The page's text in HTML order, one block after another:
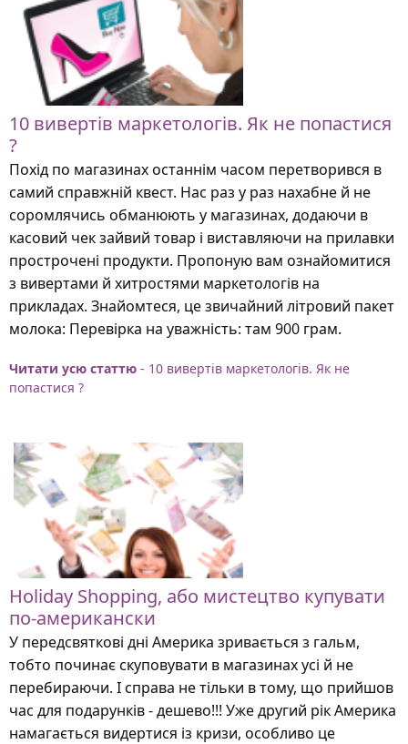
10 вивертів маркетологів. Як не попастися
?
Похід по магазинах останнім часом перетворився в
самий справжній квест. Нас раз у раз нахабне й не
соромлячись обманюють у магазинах, додаючи в
касовий чек зайвий товар і виставляючи на прилавки
прострочені продукти. Пропоную вам ознайомитися
з вивертами й хитростями маркетологів на
прикладах. Знайомтеся, це звичайний літровий пакет
молока: Перевірка на уважність: там 900 грам.
Читати усю статтю - 10 вивертів маркетологів. Як не
попастися ?
Holiday Shopping, або мистецтво купувати
по-американски
У передсвяткові дні Америка зривається з гальм,
тобто починає скуповувати в магазинах усі й не
перебираючи. І справа не тільки в тому, що прийшов
час для подарунків - дешево!!! Уже другий рік Америка
намагається видертися із кризи, особливо це